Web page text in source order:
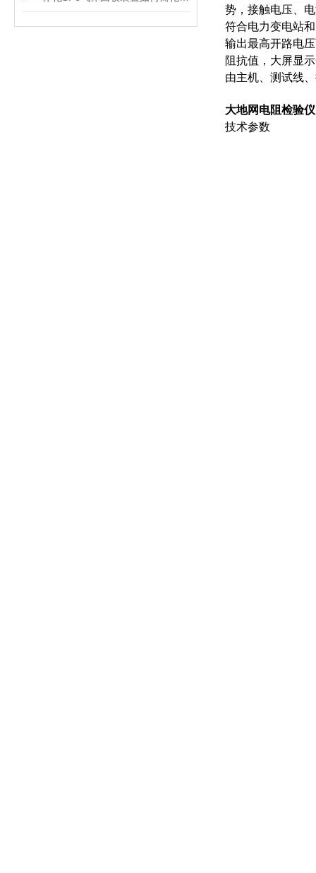
势，接触电压、
符合电力变电站
输出最高开路电
阻抗值，大屏显
由主机、测试线
大地网电阻检验
技术参数